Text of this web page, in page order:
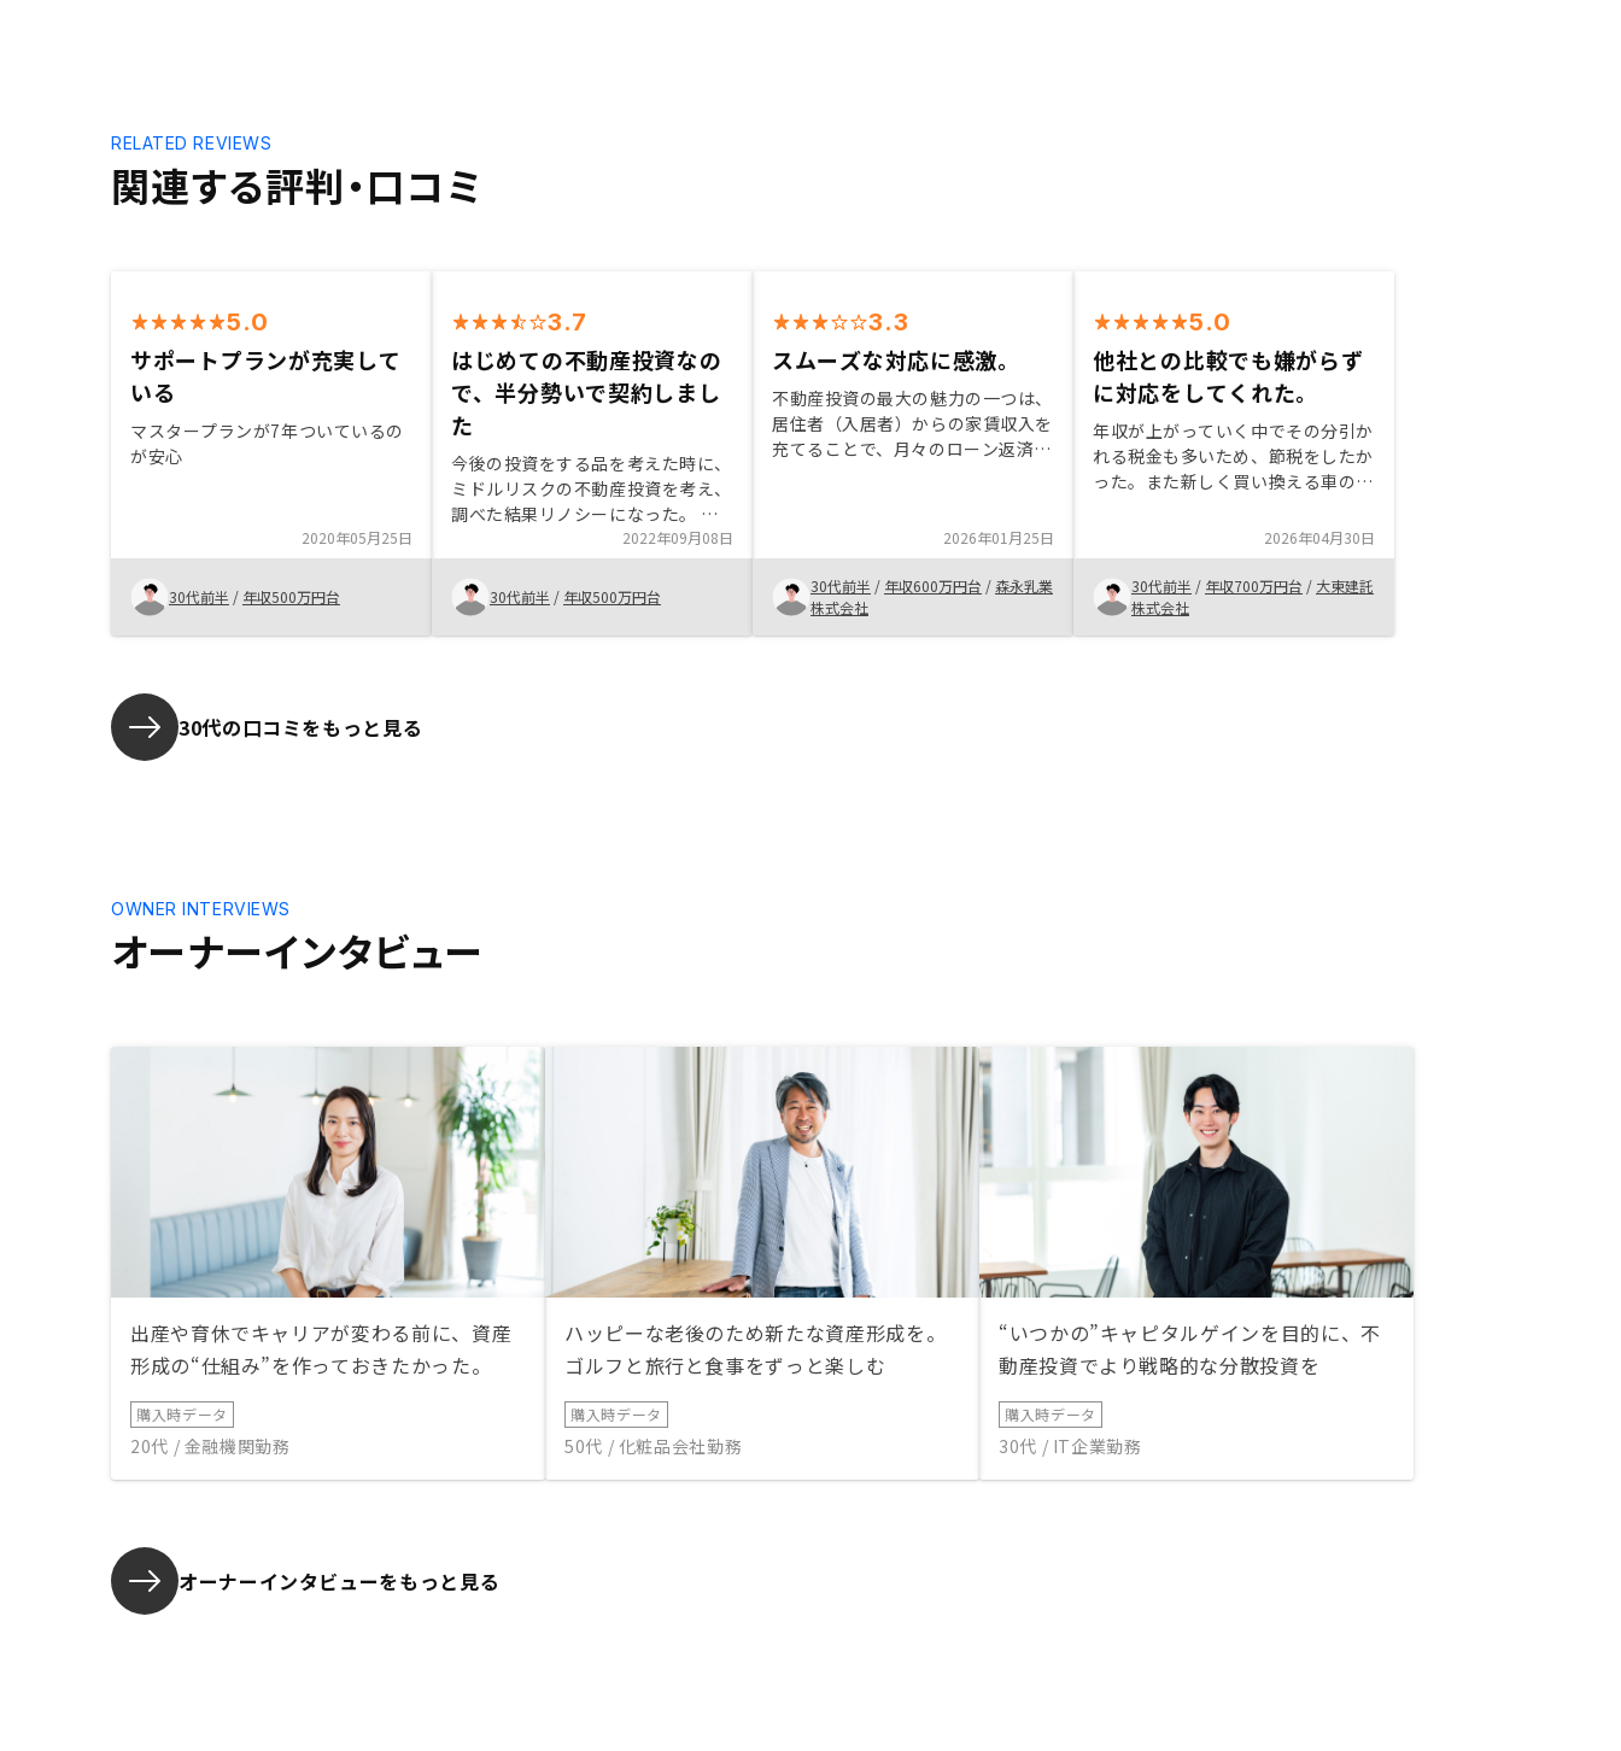
関連する評判・口コミ
RELATED REVIEWS
5.0
サポートプランが充実して
いる
マスタープランが7年ついているの
が安心
2020年05月25日
30代前半 / 年収500万円台
3.7
はじめての不動産投資なの
で、半分勢いで契約しまし
た
今後の投資をする品を考えた時に、
ミドルリスクの不動産投資を考え、
調べた結果リノシーになった。 中
古ワンルームマンションで、投資に
失敗してもリカバリーできる価格帯
だったため。FXなども考慮した
が、ハイリスクだった。他の不動産
投資会社も調べたが価格帯やリスク
2022年09月08日
30代前半 / 年収500万円台
3.3
スムーズな対応に感激。
不動産投資の最大の魅力の一つは、
居住者（入居者）からの家賃収入を
充てることで、月々のローン返済額
くて済むため、本業の給与などのキ
ャッシュフローを圧迫しにくく、比
較的安心して長期的な資産形成を進
2026年01月25日
30代前半 / 年収600万円台 / 森永乳業
株式会社
5.0
他社との比較でも嫌がらず
に対応をしてくれた。
年収が上がっていく中でその分引か
れる税金も多いため、節税をしたか
った。また新しく買い換える車の資
考えていた為、税金対策と貯金が両
方叶えられることがわかり不動産投
資を始めた。節税対策や投資につい
て考えている方へオススメしたいと
思います。
2026年04月30日
30代前半 / 年収700万円台 / 大東建託
株式会社
30代の口コミをもっと見る
オーナーインタビュー
OWNER INTERVIEWS
出産や育休でキャリアが変わる前に、資産
形成の“仕組み”を作っておきたかった。
購入時データ
20代 / 金融機関勤務
ハッピーな老後のため新たな資産形成を。
ゴルフと旅行と食事をずっと楽しむ
購入時データ
50代 / 化粧品会社勤務
“いつかの”キャピタルゲインを目的に、不
動産投資でより戦略的な分散投資を
購入時データ
30代 / IT企業勤務
オーナーインタビューをもっと見る